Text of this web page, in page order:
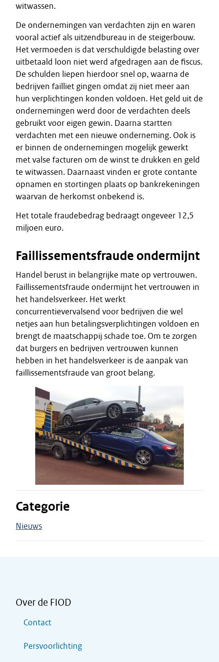
witwassen.
De ondernemingen van verdachten zijn en waren
vooral actief als uitzendbureau in de steigerbouw.
Het vermoeden is dat verschuldigde belasting over
uitbetaald loon niet werd afgedragen aan de fiscus.
De schulden liepen hierdoor snel op, waarna de
bedrijven failliet gingen omdat zij niet meer aan
hun verplichtingen konden voldoen. Het geld uit de
ondernemingen werd door de verdachten deels
gebruikt voor eigen gewin. Daarna startten
verdachten met een nieuwe onderneming. Ook is
er binnen de ondernemingen mogelijk gewerkt
met valse facturen om de winst te drukken en geld
te witwassen. Daarnaast vinden er grote contante
opnamen en stortingen plaats op bankrekeningen
waarvan de herkomst onbekend is.
Het totale fraudebedrag bedraagt ongeveer 12,5
miljoen euro.
Faillissementsfraude ondermijnt
Handel berust in belangrijke mate op vertrouwen.
Faillissementsfraude ondermijnt het vertrouwen in
het handelsverkeer. Het werkt
concurrentievervalsend voor bedrijven die wel
netjes aan hun betalingsverplichtingen voldoen en
brengt de maatschappij schade toe. Om te zorgen
dat burgers en bedrijven vertrouwen kunnen
hebben in het handelsverkeer is de aanpak van
faillissementsfraude van groot belang.
Categorie
Nieuws
Over de FIOD
Contact
Persvoorlichting